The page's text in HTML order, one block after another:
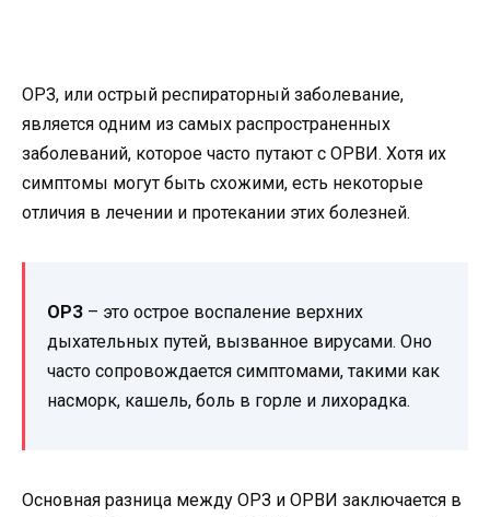
ОРЗ, или острый респираторный заболевание,
является одним из самых распространенных
заболеваний, которое часто путают с ОРВИ. Хотя их
симптомы могут быть схожими, есть некоторые
отличия в лечении и протекании этих болезней.
ОРЗ – это острое воспаление верхних
дыхательных путей, вызванное вирусами. Оно
часто сопровождается симптомами, такими как
насморк, кашель, боль в горле и лихорадка.
Основная разница между ОРЗ и ОРВИ заключается в